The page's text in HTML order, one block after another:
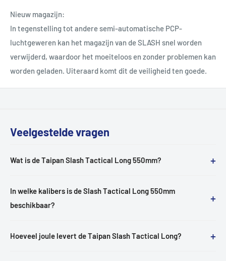
Nieuw magazijn:
In tegenstelling tot andere semi-automatische PCP-
luchtgeweren kan het magazijn van de SLASH snel worden
verwijderd, waardoor het moeiteloos en zonder problemen kan
worden geladen. Uiteraard komt dit de veiligheid ten goede.
Veelgestelde vragen
Wat is de Taipan Slash Tactical Long 550mm? +
In welke kalibers is de Slash Tactical Long 550mm
beschikbaar?
+
Hoeveel joule levert de Taipan Slash Tactical Long? +